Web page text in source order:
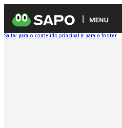
MENU
Saltar para o conteúdo principal Ir para o footer